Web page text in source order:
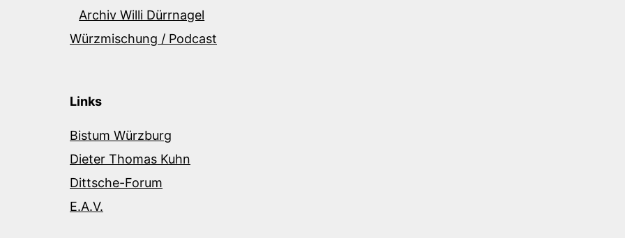
Archiv Willi Dürrnagel
Würzmischung / Podcast
Links
Bistum Würzburg
Dieter Thomas Kuhn
Dittsche-Forum
E.A.V.